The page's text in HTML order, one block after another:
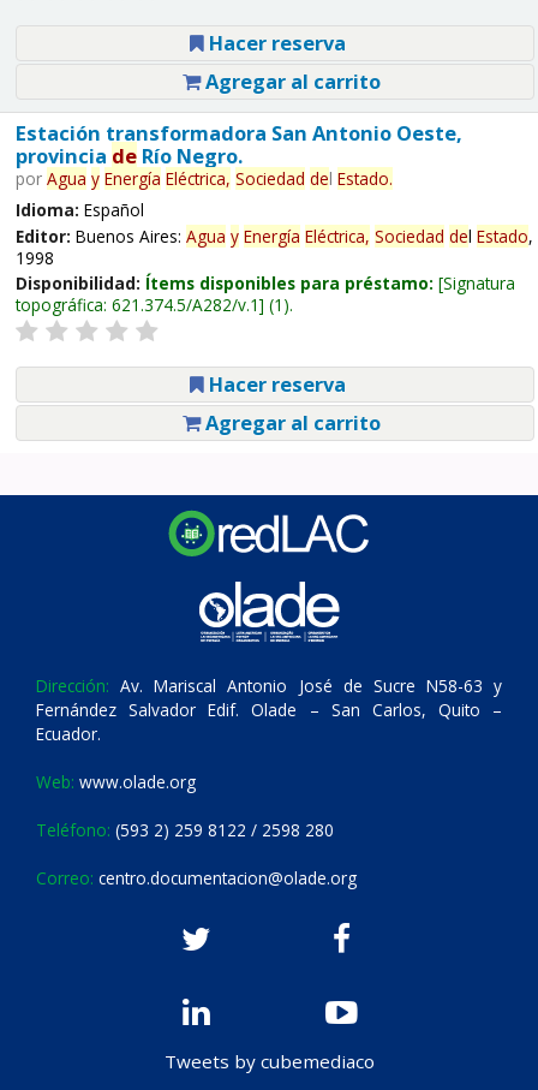
Hacer reserva
Agregar al carrito
Estación transformadora San Antonio Oeste,
provincia deRío Negro.
por Agua y Energía Eléctrica, Sociedad del Estado.
Idioma: Español
Editor: Buenos Aires: Agua y Energía Eléctrica, Sociedad del Estado,
1998
Disponibilidad: Ítems disponibles para préstamo: Signatura
topográfica: 621.374.5/A282/v.1 (1).
Hacer reserva
Agregar al carrito
Dirección: Av. Mariscal Antonio José de Sucre N58-63 y
Fernández Salvador Edif. Olade – San Carlos, Quito –
Ecuador.
Web: www.olade.org
Teléfono: (593 2) 259 8122 / 2598 280
Correo: centro.documentacion@olade.org
Tweets by cubemediaco